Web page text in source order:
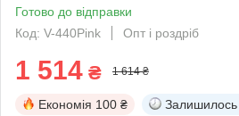
Готово до відправки
Код: V-440Pink
Опт і роздріб
1 514 ₴ 1 614 ₴
Економія 100 ₴ Залишилось